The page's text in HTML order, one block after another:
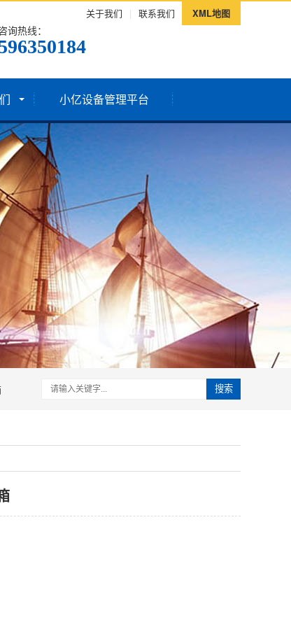
关于我们 | 联系我们 XML地图
询热线：
小亿设备管理平台
搜索